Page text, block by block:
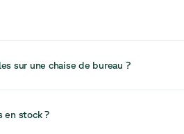
sur une chaise de bureau ?
un investissement précieux pour les
confort global.
en stock ?